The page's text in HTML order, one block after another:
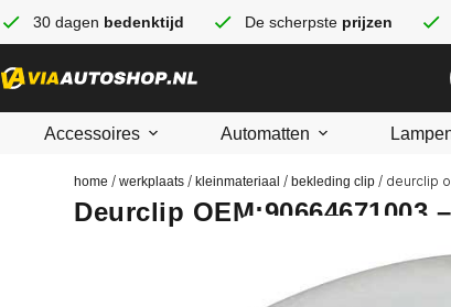
30 dagen bedenktijd De scherpste prijzen
Accessoires Automatten
home /werkplaats /kleinmateriaal /bekleding clip / deurclip
Deurclip OEM:90664671003